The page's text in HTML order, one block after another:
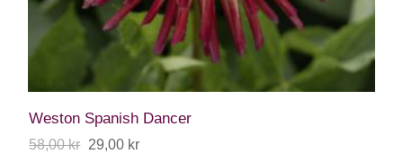
Weston Spanish Dancer
58,00 kr 29,00 kr